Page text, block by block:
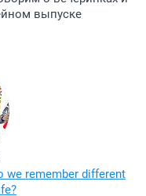
выпуске
we remember different